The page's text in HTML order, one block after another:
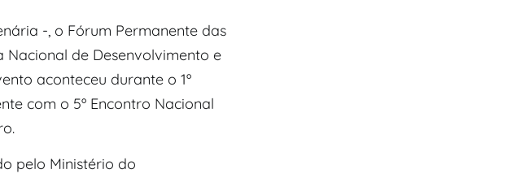
-, o Fórum Permanente das
Nacional de Desenvolvimento e
aconteceu durante o 1º
com o 5º Encontro Nacional
pelo Ministério do